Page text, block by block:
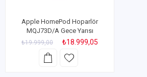
Apple HomePod Hoparlör
MQJ73D/A Gece Yarısı
₺19.999,00 ₺18.999,05